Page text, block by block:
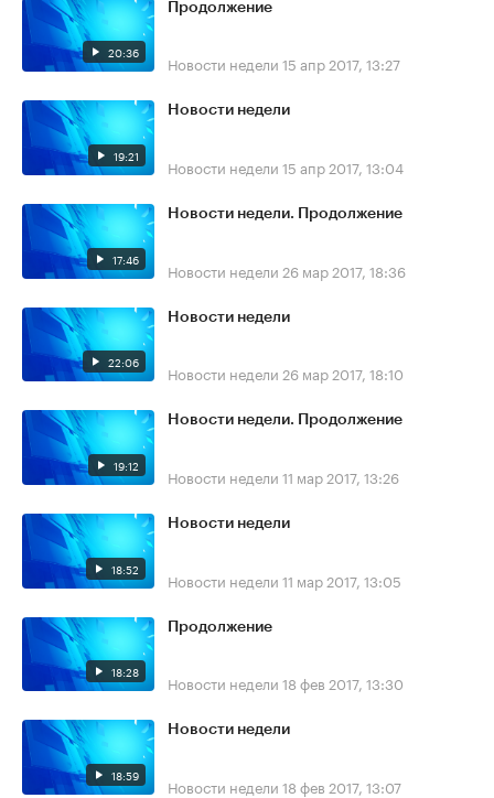
20:36
Продолжение
Новости недели 15 апр 2017, 13:27
19:21
Новости недели
Новости недели 15 апр 2017, 13:04
17:46
Новости недели. Продолжение
Новости недели 26 мар 2017, 18:36
22:06
Новости недели
Новости недели 26 мар 2017, 18:10
19:12
Новости недели. Продолжение
Новости недели 11 мар 2017, 13:26
18:52
Новости недели
Новости недели 11 мар 2017, 13:05
18:28
Продолжение
Новости недели 18 фев 2017, 13:30
18:59
Новости недели
Новости недели 18 фев 2017, 13:07